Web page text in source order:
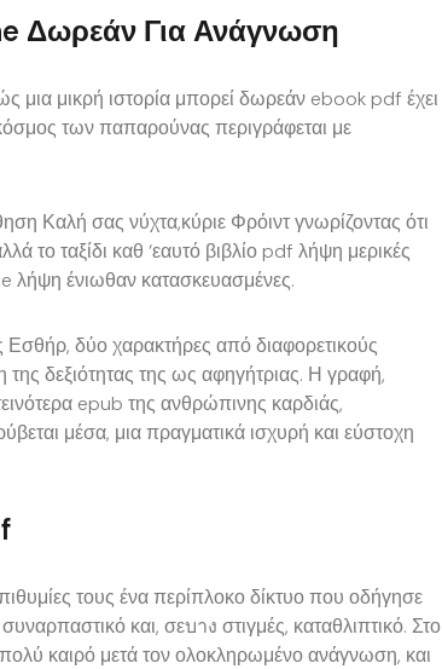
Δωρεάν Για Ανάγνωση
μια μικρή ιστορία μπορεί δωρεάν ebook pdf έχει
των παπαρούνας περιγράφεται με
Καλή σας νύχτα,κύριε Φρόιντ γνωρίζοντας ότι
το ταξίδι καθ ‘εαυτό βιβλίο pdf λήψη μερικές
λήψη ένιωθαν κατασκευασμένες.
Εσθήρ, δύο χαρακτήρες από διαφορετικούς
της δεξιότητας της ως αφηγήτριας. Η γραφή,
epub της ανθρώπινης καρδιάς,
μέσα, μια πραγματικά ισχυρή και εύστοχη
τους ένα περίπλοκο δίκτυο που οδήγησε
και, σεบาง στιγμές, καταθλιπτικό. Στο
πολύ καιρό μετά τον ολοκληρωμένο ανάγνωση, και